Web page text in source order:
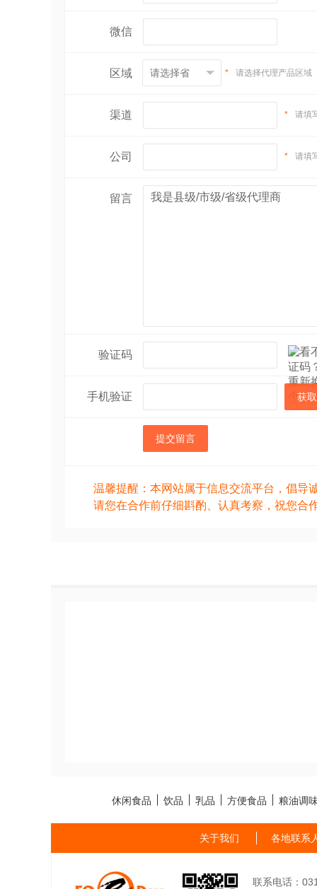
微信
区域 * 请选择代理产品区域
渠道 * 请填
公司 * 请填
留言
验证码
手机验证 获
提交留言
温馨提醒：本网站属于信息交流平台，倡导
请您在合作前仔细斟酌、认真考察，祝您合
休闲食品 饮品 乳品 方便食品 粮油调
关于我们 各地联系
联系电话：